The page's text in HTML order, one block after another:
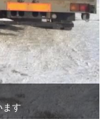
ます